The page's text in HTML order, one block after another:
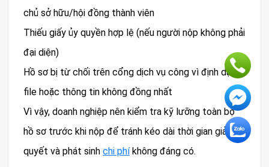
chủ sở hữu/hội đồng thành viên
Thiếu giấy ủy quyền hợp lệ (nếu người nộp không phải
đại diện)
Hồ sơ bị từ chối trên cổng dịch vụ công vì định dạng
file hoặc thông tin không đồng nhất
Vì vậy, doanh nghiệp nên kiểm tra kỹ lưỡng toàn bộ
hồ sơ trước khi nộp để tránh kéo dài thời gian giải
quyết và phát sinh chi phíkhông đáng có.